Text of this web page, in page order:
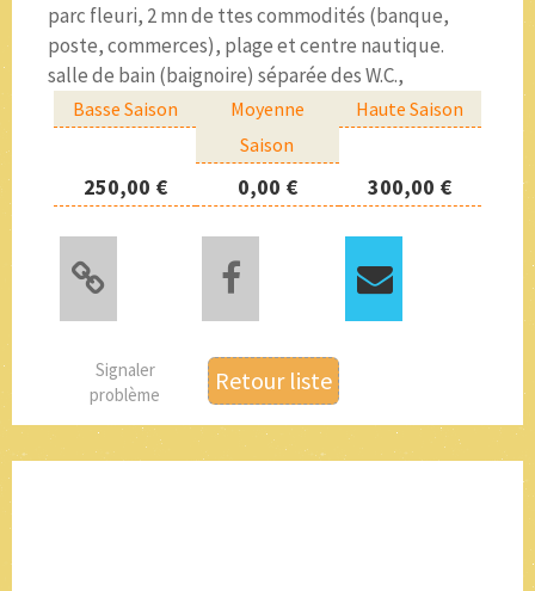
parc fleuri, 2 mn de ttes commodités (banque,
poste, commerces), plage et centre nautique.
salle de bain (baignoire) séparée des W.C.,
Basse Saison
Moyenne
Saison
Haute Saison
250,00 € 0,00 € 300,00 €
Signaler
problème
Retour liste